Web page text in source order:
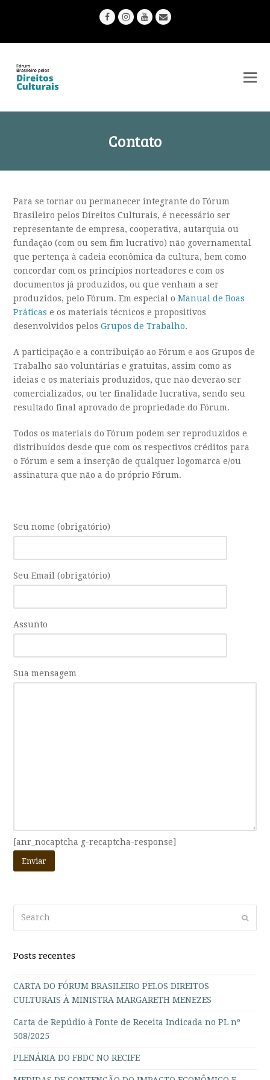
FacebookInstagram
Youtube
Email
Contato
Para se tornar ou permanecer integrante do Fórum
Brasileiro pelos Direitos Culturais, é necessário ser
representante de empresa, cooperativa, autarquia ou
fundação (com ou sem fim lucrativo) não governamental
que pertença à cadeia econômica da cultura, bem como
concordar com os princípios norteadores e com os
documentos já produzidos, ou que venham a ser
produzidos, pelo Fórum. Em especial oManual de Boas
Práticas e os materiais técnicos e propositivos
desenvolvidos pelosGrupos de Trabalho.
A participação e a contribuição ao Fórum e aos Grupos de
Trabalho são voluntárias e gratuitas, assim como as
ideias e os materiais produzidos, que não deverão ser
comercializados, ou ter finalidade lucrativa, sendo seu
resultado final aprovado de propriedade do Fórum.
Todos os materiais do Fórum podem ser reproduzidos e
distribuídos desde que com os respectivos créditos para
o Fórum e sem a inserção de qualquer logomarca e/ou
assinatura que não a do próprio Fórum.
Seu nome (obrigatório)
Seu Email (obrigatório)
Assunto
Sua mensagem
[anr_nocaptcha g-recaptcha-response]
Posts recentes
CARTA DO FÓRUM BRASILEIRO PELOS DIREITOS
CULTURAIS À MINISTRA MARGARETH MENEZES
Carta de Repúdio à Fonte de Receita Indicada no PL nº
508/2025
PLENÁRIA DO FBDC NO RECIFE